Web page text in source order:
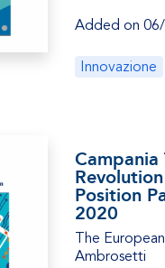
Added on
Innovazione
Campania
Position
2020
The
Ambrosetti